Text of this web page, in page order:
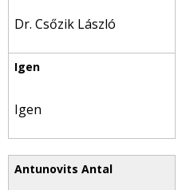
Dr. Csőzik László
Igen